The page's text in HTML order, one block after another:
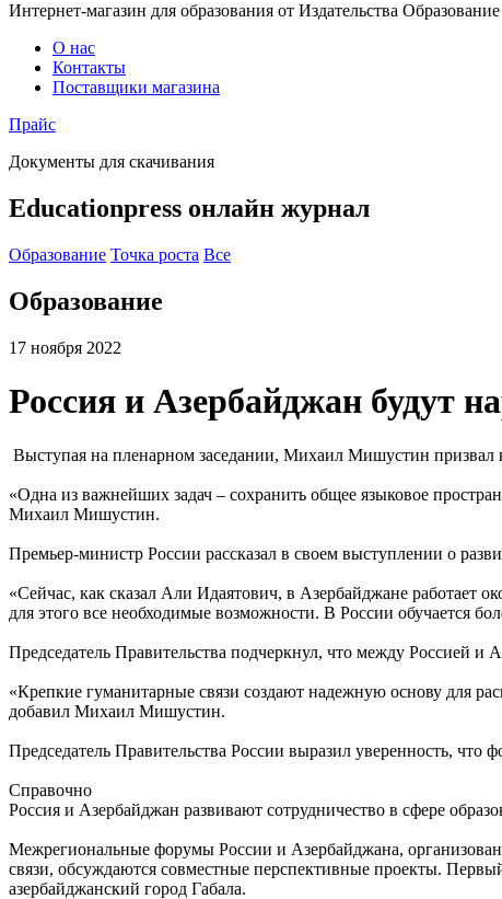
Интернет-магазин для образования от Издательства Образование
О нас
Контакты
Поставщики магазина
Прайс
Документы для скачивания
Educationpress онлайн журнал
Образование Точка роста Все
Образование
17 ноября 2022
Россия и Азербайджан будут
Выступая на пленарном заседании, Михаил Мишустин призвал
«Одна из важнейших задач – сохранить общее языковое
Михаил Мишустин.
Премьер-министр России рассказал в своем выступлении о
«Сейчас, как сказал Али Идаятович, в Азербайджане работает
для этого все необходимые возможности. В России обучается
Председатель Правительства подчеркнул, что между Россией
«Крепкие гуманитарные связи создают надежную основу для
добавил Михаил Мишустин.
Председатель Правительства России выразил уверенность,
Справочно
Россия и Азербайджан развивают сотрудничество в сфере
Межрегиональные форумы России и Азербайджана,
связи, обсуждаются совместные перспективные проекты.
азербайджанский город Габала.